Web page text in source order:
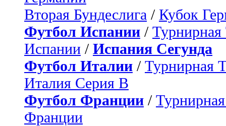
Вторая Бундеслига / Кубок
Футбол Испании / Турнирная
Испании / Испания Сегунда
Футбол Италии / Турнирная
Италия Серия B
Футбол Франции /
Франции